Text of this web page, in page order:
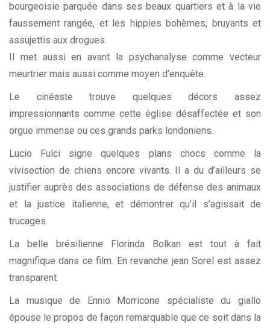
bourgeoisie parquée dans ses beaux quartiers et à la vie
faussement rangée, et les hippies bohèmes, bruyants et
assujettis aux drogues.
Il met aussi en avant la psychanalyse comme vecteur
meurtrier mais aussi comme moyen d’enquête.
Le cinéaste trouve quelques décors assez
impressionnants comme cette église désaffectée et son
orgue immense ou ces grands parks londoniens.
Lucio Fulci signe quelques plans chocs comme la
vivisection de chiens encore vivants. Il a du d’ailleurs se
justifier auprès des associations de défense des animaux
et la justice italienne, et démontrer qu’il s’agissait de
trucages.
La belle brésilienne Florinda Bolkan est tout à fait
magnifique dans ce film. En revanche jean Sorel est assez
transparent.
La musique de
Ennio Morricone spécialiste du giallo
épouse le propos de façon remarquable que ce soit dans la